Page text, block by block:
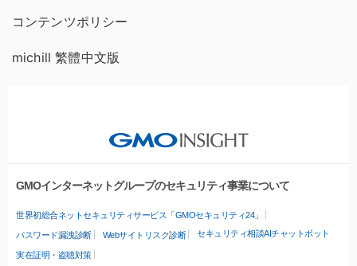
コンテンツポリシー
michill 繁體中文版
GMOインターネットグループのセキュリティ事業について
世界初総合ネットセキュリティサービス「GMOセキュリティ24」
パスワード漏洩診断 Webサイトリスク診断 セキュリティ相談AIチャットボット
実在証明・盗聴対策